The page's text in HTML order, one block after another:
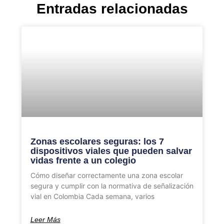
Entradas relacionadas
Zonas escolares seguras: los 7
dispositivos viales que pueden salvar
vidas frente a un colegio
Cómo diseñar correctamente una zona escolar
segura y cumplir con la normativa de señalización
vial en Colombia Cada semana, varios
Leer Más